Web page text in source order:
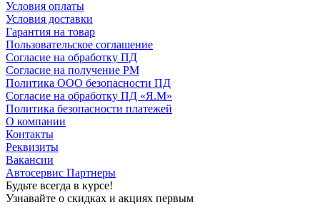
Условия оплаты
Условия доставки
Гарантия на товар
Пользовательское соглашение
Согласие на обработку ПД
Согласие на получение РМ
Политика ООО безопасности ПД
Согласие на обработку ПД «Я.М»
Политика безопасности платежей
О компании
Контакты
Реквизиты
Вакансии
Автосервис Партнеры
Будьте всегда в курсе!
Узнавайте о скидках и акциях первым